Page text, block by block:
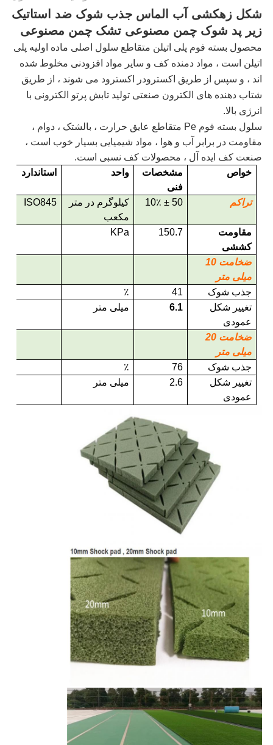
شکل زهکشی آب الماس جذب شوک ضد استاتیک
زیر پد شوک چمن مصنوعی تشک چمن مصنوعی
محصول بسته فوم پلی اتیلن متقاطع سلول اصلی ماده اولیه پلی
اتیلن است ، مواد دمنده کف و سایر مواد افزودنی مخلوط شده
اند ، و سپس از طریق اکسترودر اکسترود می شوند ، از طریق
شتاب دهنده های الکترون صنعتی تولید تابش پرتو الکترونی با
انرژی بالا.
سلول بسته فوم Pe متقاطع عایق حرارت ، بالشتک ، دوام ،
مقاومت در برابر آب و هوا ، مواد شیمیایی بسیار خوب است ،
صنعت کف ایده آل ، محصولات کف نسبی است.
خواص
مشخصات
فنی
واحد استاندارد
تراکم 50 ± 10 ٪
کیلوگرم در متر
مکعب
ISO845
مقاومت
کششی
150.7
KPa
ضخامت 10
میلی متر
جذب شوک
41
٪
تغییر شکل
عمودی
6.1 میلی متر
ضخامت 20
میلی متر
جذب شوک
76
٪
تغییر شکل
عمودی
2.6 میلی متر